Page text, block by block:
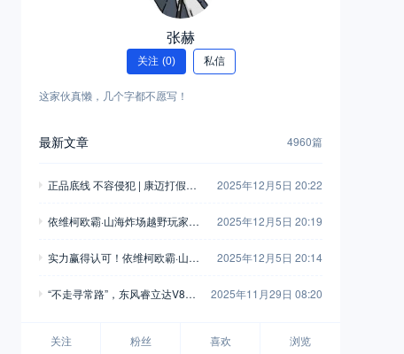
张赫
关注 (0) 私信
这家伙真懒，几个字都不愿写！
最新文章 4960篇
正品底线 不容侵犯 | 康迈打假胜
2025年12月5日 20:22
依维柯欧霸·山海炸场越野玩家车
2025年12月5日 20:19
实力赢得认可！依维柯欧霸·山海
2025年12月5日 20:14
“不走寻常路”，东风睿立达V8E
2025年11月29日 08:20
关注 粉丝 喜欢 浏览